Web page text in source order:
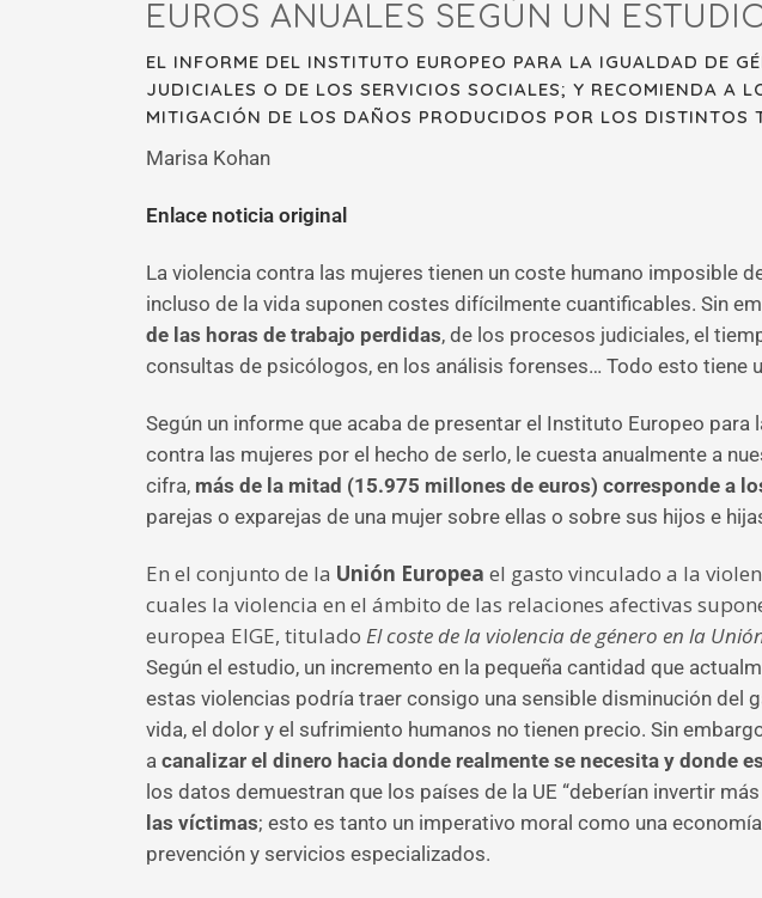
EUROS ANUALES SEGÚN UN
EL INFORME DEL INSTITUTO EUROPEO PARA LA IGUALDAD DE
JUDICIALES O DE LOS SERVICIOS SOCIALES; Y RECOMIENDA A
MITIGACIÓN DE LOS DAÑOS PRODUCIDOS POR LOS DISTINTOS
Marisa Kohan
Enlace noticia original
La violencia contra las mujeres tienen un coste humano imposible
incluso de la vida suponen costes difícilmente cuantificables. Sin
de las horas de trabajo perdidas, de los procesos judiciales, el
consultas de psicólogos, en los análisis forenses… Todo esto tiene
Según un informe que acaba de presentar el Instituto Europeo para
contra las mujeres por el hecho de serlo, le cuesta anualmente a
cifra, más de la mitad (15.975 millones de euros) corresponde a
parejas o exparejas de una mujer sobre ellas o sobre sus hijos e
En el conjunto de la Unión Europea el gasto vinculado a la
cuales la violencia en el ámbito de las relaciones afectivas
europea EIGE, titulado El coste de la violencia de género en la
Según el estudio, un incremento en la pequeña cantidad que
estas violencias podría traer consigo una sensible disminución del
vida, el dolor y el sufrimiento humanos no tienen precio. Sin
a canalizar el dinero hacia donde realmente se necesita y donde
los datos demuestran que los países de la UE “deberían invertir
las víctimas; esto es tanto un imperativo moral como una
prevención y servicios especializados.